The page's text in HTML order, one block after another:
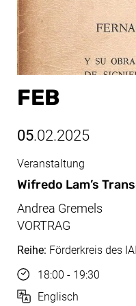
FEB
05.02.2025
Feb, 05.02.2025
Wifredo Lam’s
Veranstaltung
Andrea Gremels
VORTRAG
Reihe: Förderkreis des IAI
Uhrzeit
18:00 - 19:30
Sprache
Englisch